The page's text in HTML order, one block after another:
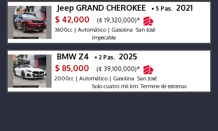
Jeep GRAND CHEROKEE • 5 Pas. 2021
$ 42,000
(¢ 19,320,000)*
3600cc | Automático | Gasolina San José
Impecable
BMW Z4 • 2 Pas. 2025
$ 85,000
(¢ 39,100,000)*
2000cc | Automático | Gasolina San José
Solo cuatro mil km. Termine de estrenar.